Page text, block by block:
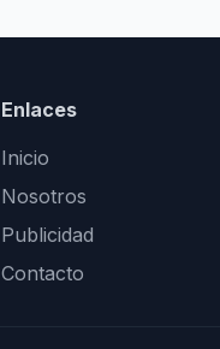
Enlaces
Inicio
Nosotros
Publicidad
Contacto